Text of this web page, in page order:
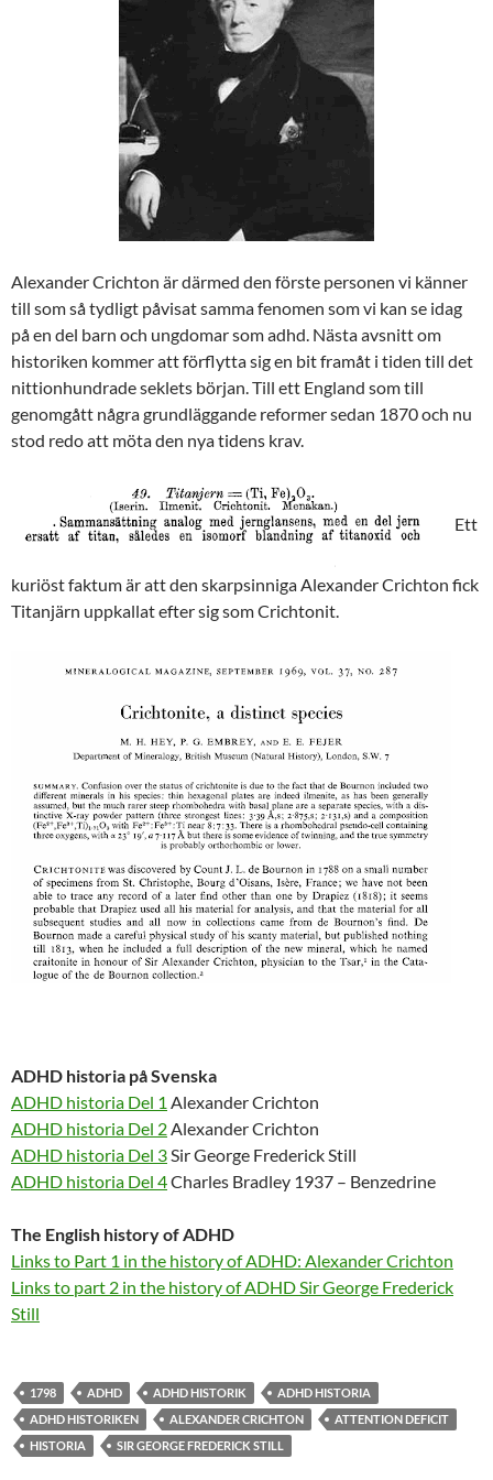
Alexander Crichton är därmed den förste personen vi känner
till som så tydligt påvisat samma fenomen som vi kan se idag
på en del barn och ungdomar som adhd. Nästa avsnitt om
historiken kommer att förflytta sig en bit framåt i tiden till det
nittionhundrade seklets början. Till ett England som till
genomgått några grundläggande reformer sedan 1870 och nu
stod redo att möta den nya tidens krav.
Ett
kuriöst faktum är att den skarpsinniga Alexander Crichton fick
Titanjärn uppkallat efter sig som Crichtonit.
ADHD historia på Svenska
ADHD historia Del 1 Alexander Crichton
ADHD historia Del 2Alexander Crichton
ADHD historia Del 3Sir George Frederick Still
ADHD historia Del 4Charles Bradley 1937 – Benzedrine
The English history of ADHD
Links to Part 1 in the history of ADHD: Alexander Crichton
Links to part 2 in the history of ADHD Sir George Frederick
Still
1798 ADHD ADHD HISTORIK
ADHD HISTORIA
ADHD HISTORIKEN
ALEXANDER CRICHTON
ATTENTION DEFICIT
HISTORIA
SIR GEORGE FREDERICK STILL